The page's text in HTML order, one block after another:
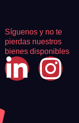
Síguenos y no te
pierdas nuestros
bienes disponibles